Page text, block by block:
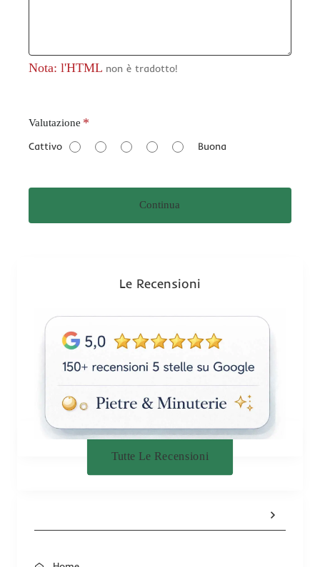
Nota: l'HTML non è tradotto!
V
l
t
z
Valutazione
Cattivo Buona
Continua
Le Recensioni
Tutte Le Recensioni